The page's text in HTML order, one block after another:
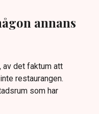
annans
av det faktum att
restaurangen.
som har